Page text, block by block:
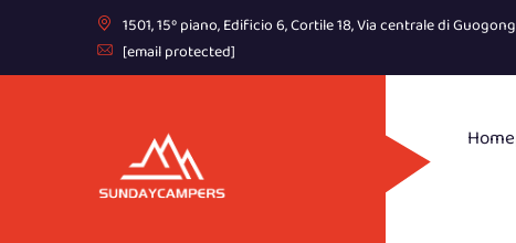
1501, 15º piano, Edificio 6, Cortile 18, Via centrale di
[email protected]